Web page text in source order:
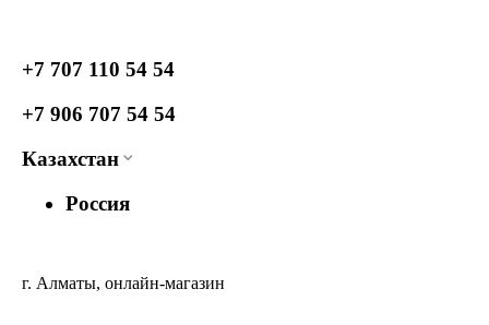
+7 707 110 54 54
+7 906 707 54 54
Казахстан
Россия
г. Алматы, онлайн-магазин